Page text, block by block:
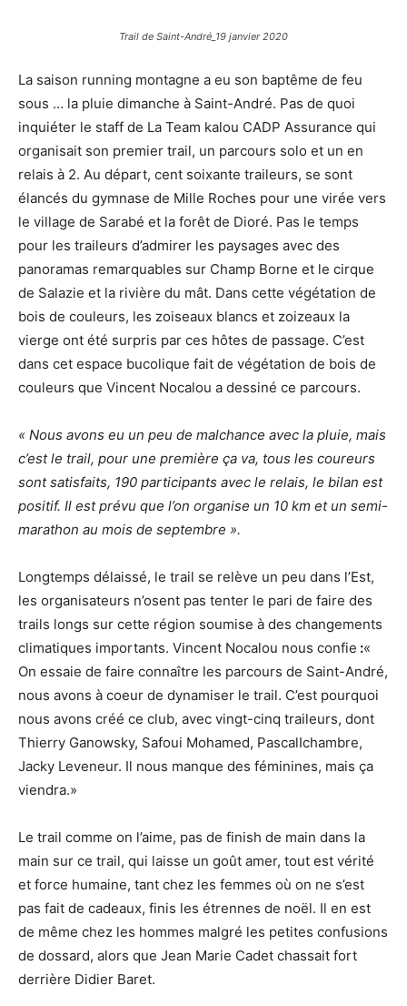
Trail de Saint-André_19 janvier 2020
La saison running montagne a eu son baptême de feu
sous … la pluie dimanche à Saint-André. Pas de quoi
inquiéter le staff de La Team kalou CADP Assurance qui
organisait son premier trail, un parcours solo et un en
relais à 2. Au départ, cent soixante traileurs, se sont
élancés du gymnase de Mille Roches pour une virée vers
le village de Sarabé et la forêt de Dioré. Pas le temps
pour les traileurs d’admirer les paysages avec des
panoramas remarquables sur Champ Borne et le cirque
de Salazie et la rivière du mât. Dans cette végétation de
bois de couleurs, les zoiseaux blancs et zoizeaux la
vierge ont été surpris par ces hôtes de passage. C’est
dans cet espace bucolique fait de végétation de bois de
couleurs que Vincent Nocalou a dessiné ce parcours.
« Nous avons eu un peu de malchance avec la pluie, mais
c’est le trail, pour une première ça va, tous les coureurs
sont satisfaits, 190 participants avec le relais, le bilan est
positif. Il est prévu que l’on organise un 10 km et un semi-
marathon au mois de septembre ».
Longtemps délaissé, le trail se relève un peu dans l’Est,
les organisateurs n’osent pas tenter le pari de faire des
trails longs sur cette région soumise à des changements
climatiques importants. Vincent Nocalou nous confie :«
On essaie de faire connaître les parcours de Saint-André,
nous avons à coeur de dynamiser le trail. C’est pourquoi
nous avons créé ce club, avec vingt-cinq traileurs, dont
Thierry Ganowsky, Safoui Mohamed, PascalIchambre,
Jacky Leveneur. Il nous manque des féminines, mais ça
viendra.»
Le trail comme on l’aime, pas de finish de main dans la
main sur ce trail, qui laisse un goût amer, tout est vérité
et force humaine, tant chez les femmes où on ne s’est
pas fait de cadeaux, finis les étrennes de noël. Il en est
de même chez les hommes malgré les petites confusions
de dossard, alors que Jean Marie Cadet chassait fort
derrière Didier Baret.